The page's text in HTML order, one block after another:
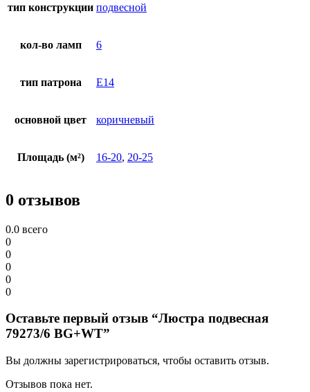
тип конструкции подвесной
кол-во ламп 6
тип патрона E14
основной цвет коричневый
Площадь (м²) 16-20, 20-25
0 отзывов
0.0 всего
0
0
0
0
0
Оставьте первый отзыв “Люстра подвесная
79273/6 BG+WT”
Вы должны зарегистрироваться, чтобы оставить отзыв.
Отзывов пока нет.